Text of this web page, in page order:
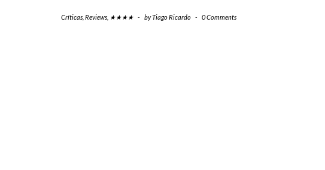
Críticas Reviews ★★★★ - byTiago Ricardo - 0 Comments